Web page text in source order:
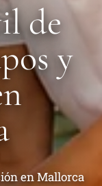
de
y
en Mallorca